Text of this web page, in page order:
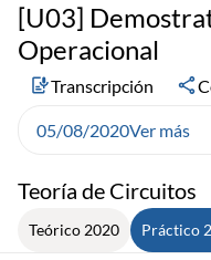
Teoría de Circuitos
Teórico 2020 Práctico
[U03]
Operacional
Transcripción
05/08/2020Ver más